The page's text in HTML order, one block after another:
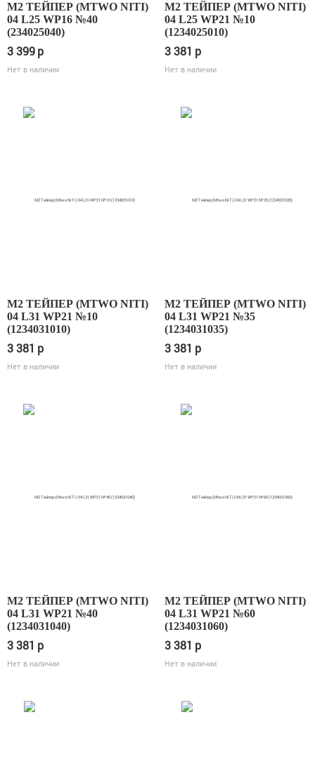
М2 ТЕЙПЕР (MTWO NITI)
04 L25 WP16 №40
(234025040)
3 399p
Нет в наличии
М2 ТЕЙПЕР (MTWO NITI)
04 L25 WP21 №10
(1234025010)
3 381 p
Нет в наличии
М2 ТЕЙПЕР (MTWO NITI)
04 L31 WP21 №10
(1234031010)
3 381 p
Нет в наличии
М2 ТЕЙПЕР (MTWO NITI)
04 L31 WP21 №35
(1234031035)
3 381 p
Нет в наличии
М2 ТЕЙПЕР (MTWO NITI)
04 L31 WP21 №40
(1234031040)
3 381 p
Нет в наличии
М2 ТЕЙПЕР (MTWO NITI)
04 L31 WP21 №60
(1234031060)
3 381 p
Нет в наличии